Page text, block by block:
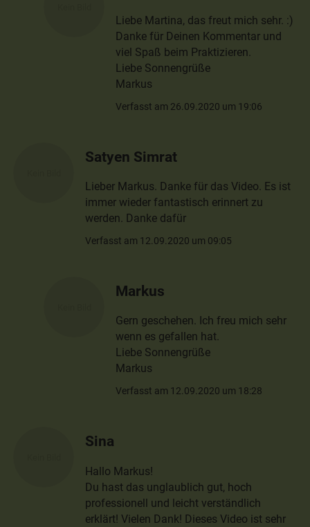
Liebe Martina, das freut mich sehr. :)
Danke für Deinen Kommentar und
viel Spaß beim Praktizieren.
Liebe Sonnengrüße
Markus
Verfasst am 26.09.2020 um 19:06
Satyen Simrat
Lieber Markus. Danke für das Video. Es ist
immer wieder fantastisch erinnert zu
werden. Danke dafür
Verfasst am 12.09.2020 um 09:05
Markus
Gern geschehen. Ich freu mich sehr
wenn es gefallen hat.
Liebe Sonnengrüße
Markus
Verfasst am 12.09.2020 um 18:28
Sina
Hallo Markus!
Du hast das unglaublich gut, hoch
professionell und leicht verständlich
erklärt! Vielen Dank! Dieses Video ist sehr